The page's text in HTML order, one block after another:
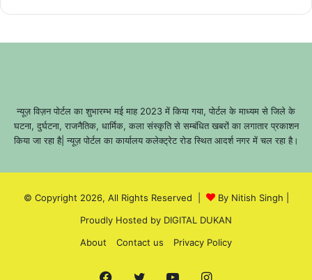
न्यूज़ विज़न पोर्टल का शुभारम्भ मई माह 2023 में किया गया, पोर्टल के माध्यम से जिले के
घटना, दुर्घटना, राजनैतिक, धार्मिक, कला संस्कृति से सम्बंधित खबरों का लगातार प्रकाशन
किया जा रहा है| न्यूज़ पोर्टल का कार्यालय कलेक्ट्रेट रोड स्थित आदर्श नगर में चल रहा है।
© Copyright 2026, All Rights Reserved | By Nitish Singh
Proudly Hosted by DIGITAL DUKAN
About
Contact us Privacy Policy